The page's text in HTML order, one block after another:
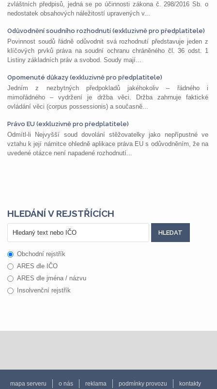
zvláštních předpisů, jedná se po účinnosti zákona č. 298/2016 Sb. o
nedostatek obsahových náležitostí upravených v...
Odůvodnění soudního rozhodnutí (exkluzivně pro předplatitele)
Povinnost soudů řádně odůvodnit svá rozhodnutí představuje jeden z
klíčových prvků práva na soudní ochranu chráněného čl. 36 odst. 1
Listiny základních práv a svobod. Soudy mají...
Opomenuté důkazy (exkluzivně pro předplatitele)
Jedním z nezbytných předpokladů jakéhokoliv – řádného i
mimořádného – vydržení je držba věci. Držba zahrnuje faktické
ovládání věci (corpus possessionis) a současně...
Právo EU (exkluzivně pro předplatitele)
Odmítl-li Nejvyšší soud dovolání stěžovatelky jako nepřípustné ve
vztahu k její námitce ohledně aplikace práva EU s odůvodněním, že na
uvedené otázce není napadené rozhodnutí...
HLEDÁNÍ V REJSTŘÍCÍCH
Obchodní rejstřík
ARES dle IČO
ARES dle jména / názvu
Insolvenční rejstřík
mapa serveru o nás reklama podmínky provozu kontakty